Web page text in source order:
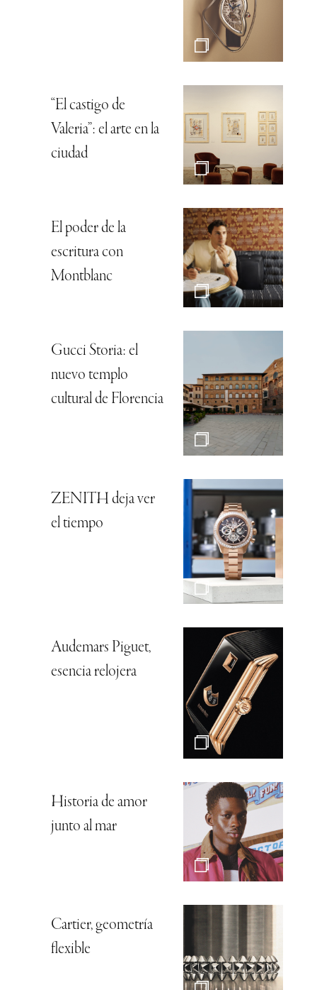
“El castigo de
Valeria”: el arte en la
ciudad
El poder de la
escritura con
Montblanc
Gucci Storia: el
nuevo templo
cultural de Florencia
ZENITH deja ver
el tiempo
Audemars Piguet,
esencia relojera
Historia de amor
junto al mar
Cartier, geometría
flexible